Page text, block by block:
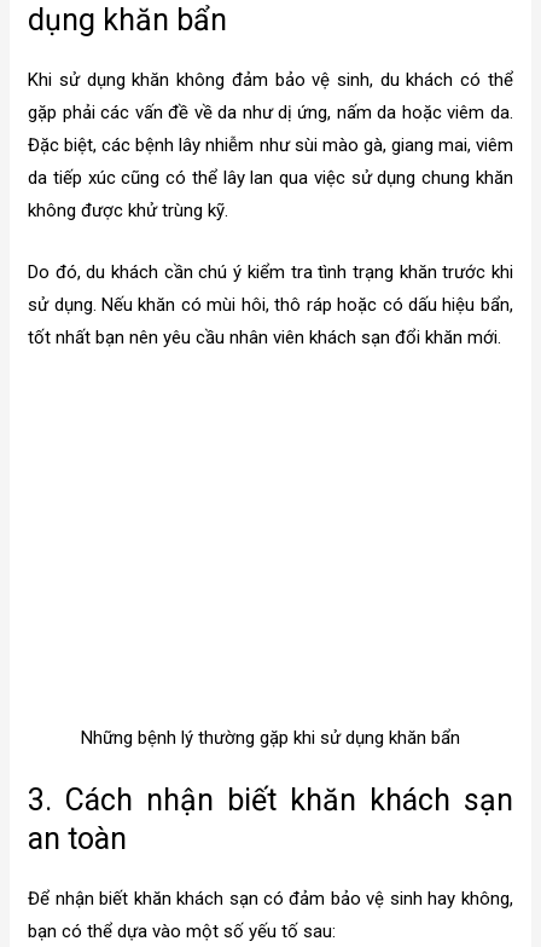
dụng khăn bẩn
Khi sử dụng khăn không đảm bảo vệ sinh, du khách có thể
gặp phải các vấn đề về da như dị ứng, nấm da hoặc viêm da.
Đặc biệt, các bệnh lây nhiễm như sùi mào gà, giang mai, viêm
da tiếp xúc cũng có thể lây lan qua việc sử dụng chung khăn
không được khử trùng kỹ.
Do đó, du khách cần chú ý kiểm tra tình trạng khăn trước khi
sử dụng. Nếu khăn có mùi hôi, thô ráp hoặc có dấu hiệu bẩn,
tốt nhất bạn nên yêu cầu nhân viên khách sạn đổi khăn mới.
Những bệnh lý thường gặp khi sử dụng khăn bẩn
3. Cách nhận biết khăn khách sạn
an toàn
Để nhận biết khăn khách sạn có đảm bảo vệ sinh hay không,
bạn có thể dựa vào một số yếu tố sau: